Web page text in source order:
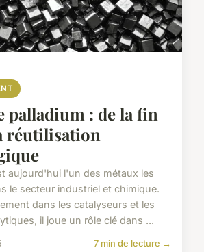
palladium : de la fin
réutilisation
aujourd'hui l'un des métaux les
le secteur industriel et chimique.
dans les catalyseurs et les
il joue un rôle clé dans ...
7 min de lecture →